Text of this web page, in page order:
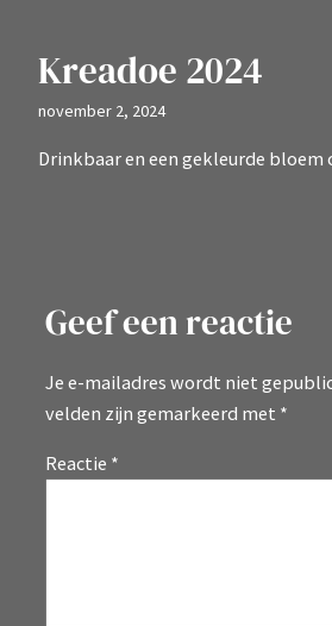
Kreadoe 2024
november 2, 2024
Drinkbaar en een gekleurde bloem
Geef een reactie
Je e-mailadres wordt niet
velden zijn gemarkeerd met *
Reactie *